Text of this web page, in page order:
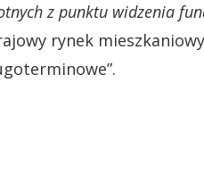
z punktu widzenia
rynek